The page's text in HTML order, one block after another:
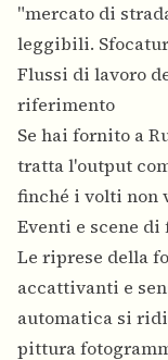
"mercato di
leggibili.
Flussi di lavoro
riferimento
Se hai fornito a
tratta l'output
finché i volti non
Eventi e scene di
Le riprese della
accattivanti e
automatica si
pittura